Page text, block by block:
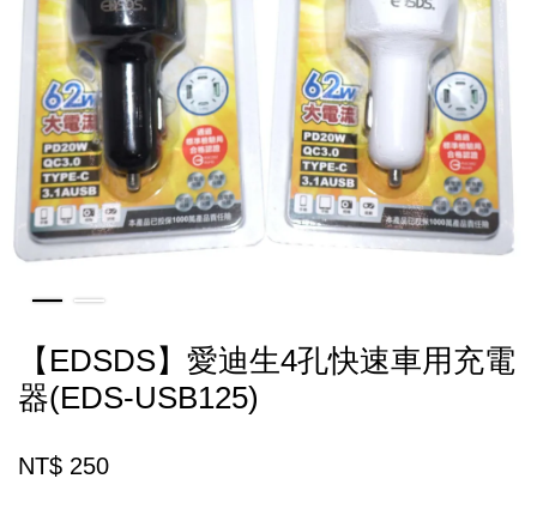
【EDSDS】愛迪生4孔快速車用充電
器(EDS-USB125)
NT$ 250